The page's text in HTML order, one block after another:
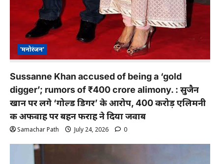
'मनोरंजन'
Sussanne Khan accused of being a ‘gold
digger’; rumors of ₹400 crore alimony. : सुजैन
खान पर लगे ‘गोल्ड डिगर’ के आरोप, 400 करोड़ एलिमनी
की अफवाह पर बहन फराह ने दिया जवाब
Samachar Path July 24, 2026 0